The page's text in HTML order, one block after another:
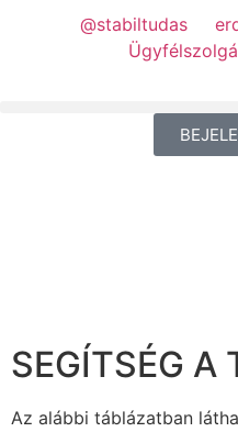
@stabiltudas
SEGÍTSÉG A
Az alábbi táblázatban